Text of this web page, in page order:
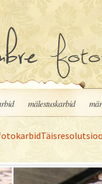
mälestuskarbid